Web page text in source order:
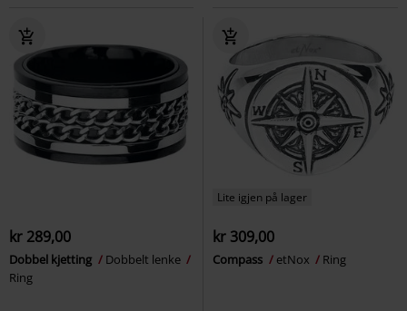
kr 289,00
Dobbel kjetting
Dobbelt lenke
Ring
Lite igjen på lager
kr 309,00
Compass etNox Ring